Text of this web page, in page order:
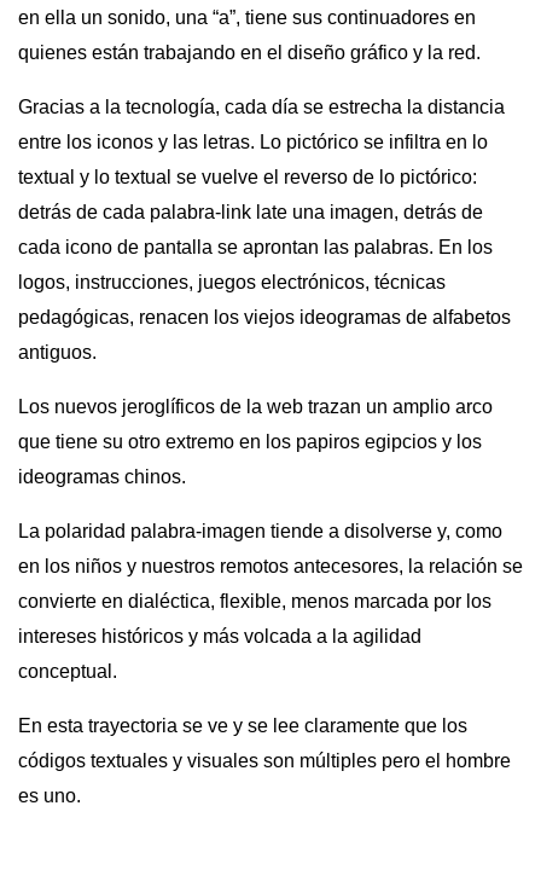
en ella un sonido, una “a”, tiene sus continuadores en
quienes están trabajando en el diseño gráfico y la red.
Gracias a la tecnología, cada día se estrecha la distancia
entre los iconos y las letras. Lo pictórico se infiltra en lo
textual y lo textual se vuelve el reverso de lo pictórico:
detrás de cada palabra-link late una imagen, detrás de
cada icono de pantalla se aprontan las palabras. En los
logos, instrucciones, juegos electrónicos, técnicas
pedagógicas, renacen los viejos ideogramas de alfabetos
antiguos.
Los nuevos jeroglíficos de la web trazan un amplio arco
que tiene su otro extremo en los papiros egipcios y los
ideogramas chinos.
La polaridad palabra-imagen tiende a disolverse y, como
en los niños y nuestros remotos antecesores, la relación se
convierte en dialéctica, flexible, menos marcada por los
intereses históricos y más volcada a la agilidad
conceptual.
En esta trayectoria se ve y se lee claramente que los
códigos textuales y visuales son múltiples pero el hombre
es uno.